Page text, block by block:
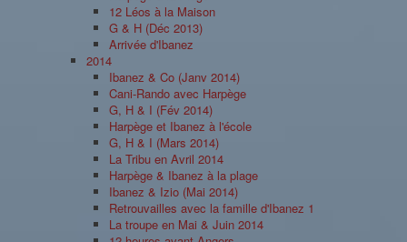
12 Léos à la Maison
G & H (Déc 2013)
Arrivée d'Ibanez
2014
Ibanez & Co (Janv 2014)
Cani-Rando avec Harpège
G, H & I (Fév 2014)
Harpège et Ibanez à l'école
G, H & I (Mars 2014)
La Tribu en Avril 2014
Harpège & Ibanez à la plage
Ibanez & Izio (Mai 2014)
Retrouvailles avec la famille d'Ibanez 1
La troupe en Mai & Juin 2014